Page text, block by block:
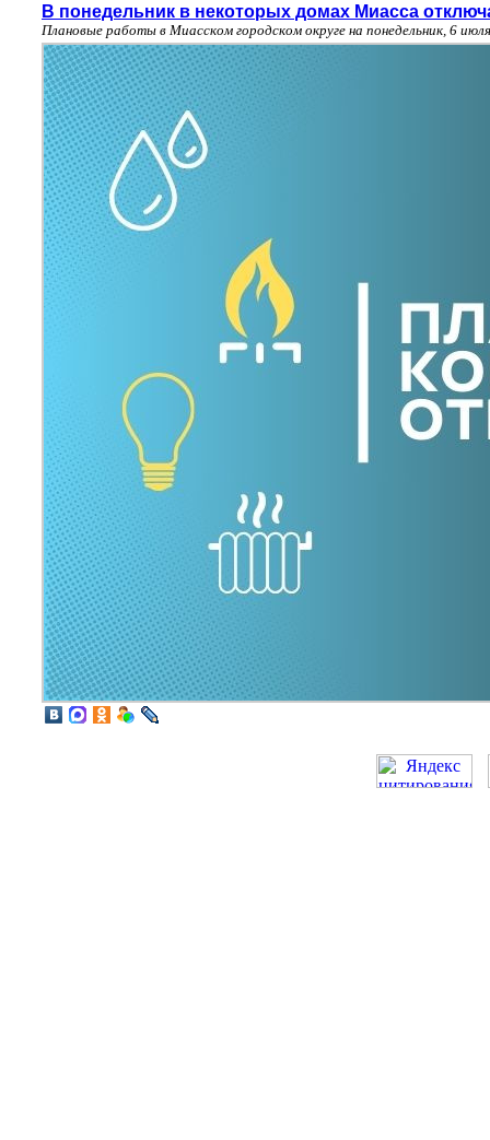
В понедельник в некоторых домах Миасса
Плановые работы в Миасском городском округе на понедельник, 6 июля